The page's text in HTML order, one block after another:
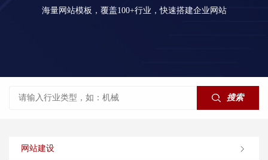
海量网站模板，覆盖100+行业，快速搭建企业网站
搜索
网站建设